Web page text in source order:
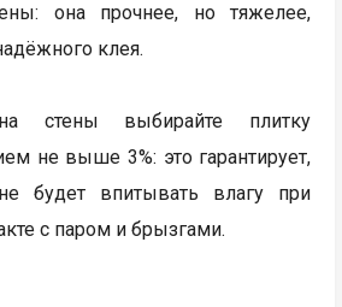
она прочнее, но тяжелее,
клея.
стены выбирайте плитку
не выше 3%: это гарантирует,
будет впитывать влагу при
с паром и брызгами.